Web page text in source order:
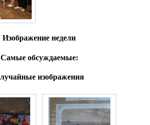
Изображение недели
Самые обсуждаемые:
изображения